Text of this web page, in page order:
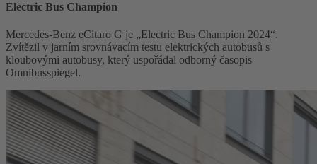
Electric Bus Champion
Mercedes-Benz eCitaro G je „Electric Bus Champion 2024“.
Zvítězil v jarním srovnávacím testu elektrických autobusů s
kloubovými autobusy, který uspořádal odborný časopis
Omnibusspiegel.